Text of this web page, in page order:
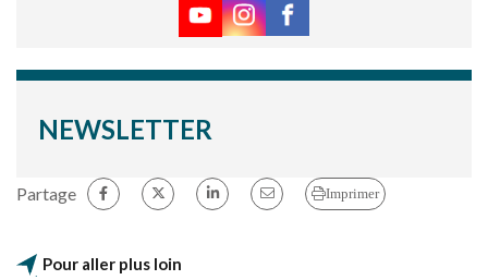
NEWSLETTER
Partage Imprimer
Pour aller plus loin